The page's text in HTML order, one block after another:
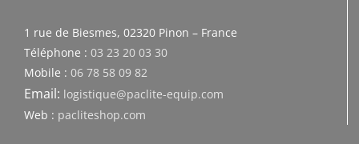
1 rue de Biesmes, 02320 Pinon – France
Téléphone : 03 23 20 03 30
Mobile : 06 78 58 09 82
Email: logistique@paclite-equip.com
Web : pacliteshop.com